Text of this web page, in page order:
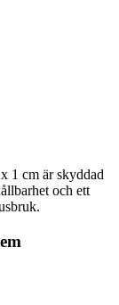
1 cm är skyddad
och ett